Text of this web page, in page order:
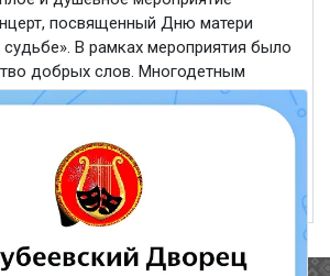
посвященный Дню матери
В рамках мероприятия было
добрых слов. Многодетным
специальной военной
...